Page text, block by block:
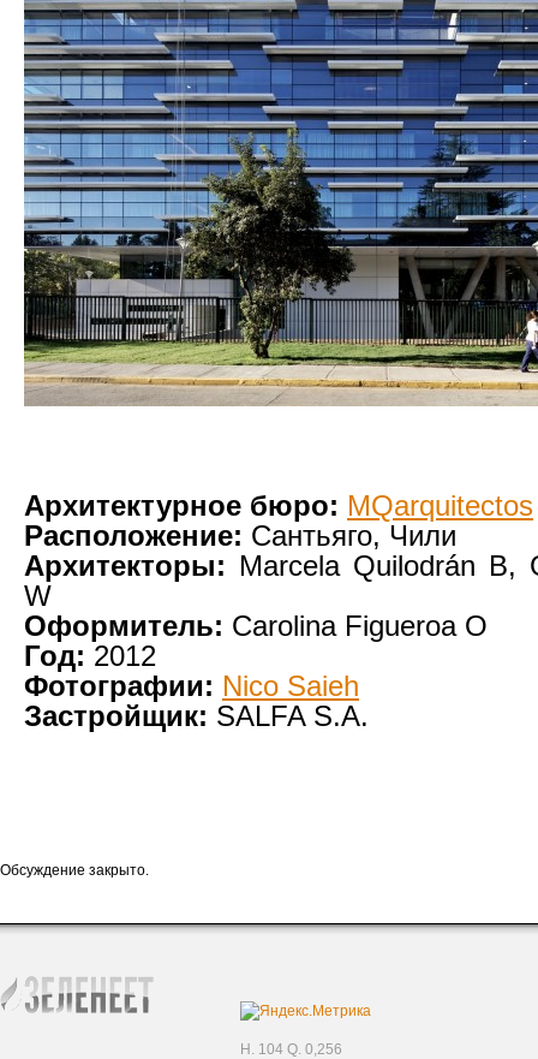
Архитектурное бюро: MQarquitectos
Расположение: Сантьяго, Чили
Архитекторы: Marcela Quilodrán B,
W
Оформитель: Carolina Figueroa O
Год: 2012
Фотографии: Nico Saieh
Застройщик: SALFA S.A.
Обсуждение закрыто.
H. 104 Q. 0,256